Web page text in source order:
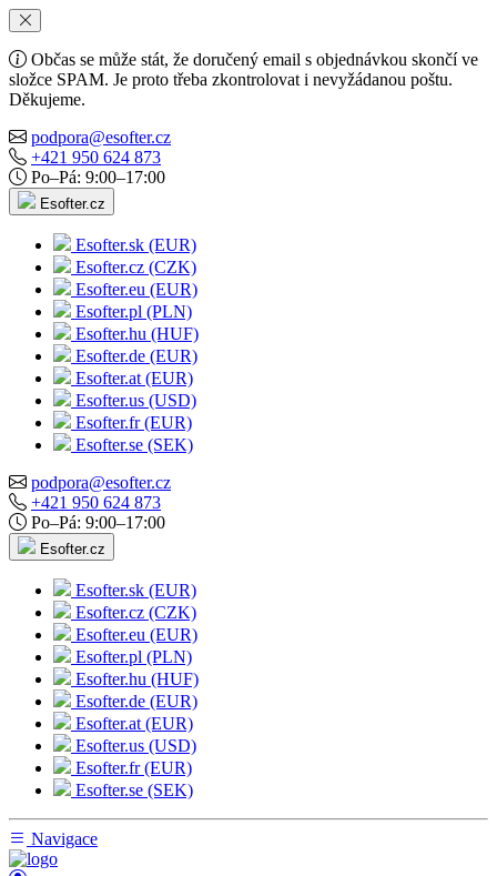
Občas se může stát, že doručený email s objednávkou skončí ve
složce SPAM. Je proto třeba zkontrolovat i nevyžádanou poštu.
Děkujeme.
podpora@esofter.cz
+421 950 624 873
Po–Pá: 9:00–17:00
Esofter.cz
Esofter.sk (EUR)
Esofter.cz (CZK)
Esofter.eu (EUR)
Esofter.pl (PLN)
Esofter.hu (HUF)
Esofter.de (EUR)
Esofter.at (EUR)
Esofter.us (USD)
Esofter.fr (EUR)
Esofter.se (SEK)
podpora@esofter.cz
+421 950 624 873
Po–Pá: 9:00–17:00
Esofter.cz
Esofter.sk (EUR)
Esofter.cz (CZK)
Esofter.eu (EUR)
Esofter.pl (PLN)
Esofter.hu (HUF)
Esofter.de (EUR)
Esofter.at (EUR)
Esofter.us (USD)
Esofter.fr (EUR)
Esofter.se (SEK)
Navigace